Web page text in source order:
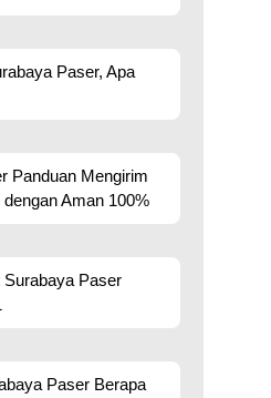
Paser, Apa
Panduan Mengirim
Aman 100%
Surabaya Paser
Paser Berapa